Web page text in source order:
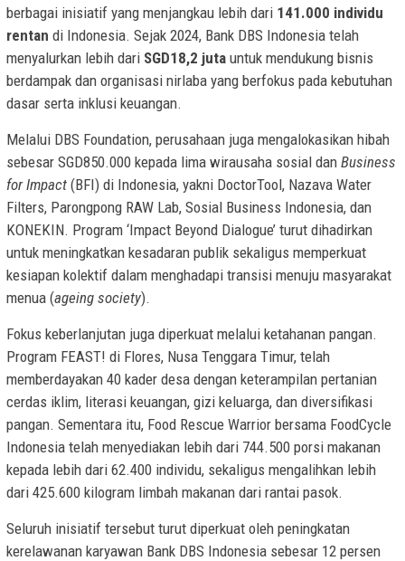
berbagai inisiatif yang menjangkau lebih dari 141.000 individu
rentan di Indonesia. Sejak 2024, Bank DBS Indonesia telah
menyalurkan lebih dari SGD18,2 juta untuk mendukung bisnis
berdampak dan organisasi nirlaba yang berfokus pada kebutuhan
dasar serta inklusi keuangan.
Melalui DBS Foundation, perusahaan juga mengalokasikan hibah
sebesar SGD850.000 kepada lima wirausaha sosial dan Business
for Impact (BFI) di Indonesia, yakni DoctorTool, Nazava Water
Filters, Parongpong RAW Lab, Sosial Business Indonesia, dan
KONEKIN. Program ‘Impact Beyond Dialogue’ turut dihadirkan
untuk meningkatkan kesadaran publik sekaligus memperkuat
kesiapan kolektif dalam menghadapi transisi menuju masyarakat
menua (ageing society).
Fokus keberlanjutan juga diperkuat melalui ketahanan pangan.
Program FEAST! di Flores, Nusa Tenggara Timur, telah
memberdayakan 40 kader desa dengan keterampilan pertanian
cerdas iklim, literasi keuangan, gizi keluarga, dan diversifikasi
pangan. Sementara itu, Food Rescue Warrior bersama FoodCycle
Indonesia telah menyediakan lebih dari 744.500 porsi makanan
kepada lebih dari 62.400 individu, sekaligus mengalihkan lebih
dari 425.600 kilogram limbah makanan dari rantai pasok.
Seluruh inisiatif tersebut turut diperkuat oleh peningkatan
kerelawanan karyawan Bank DBS Indonesia sebesar 12 persen